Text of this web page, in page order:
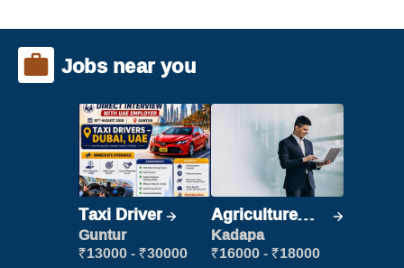
Jobs near you
Taxi Driver
Guntur
₹13000 - ₹30000
Agriculture
Labour
Kadapa
₹16000 - ₹18000